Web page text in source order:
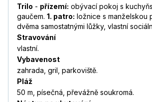
Trilo - přízemí: obývací pokoj s
gaučem. 1. patro: ložnice s manželskou
dvěma samostatnými lůžky, vlastní
Stravování
vlastní.
Vybavenost
zahrada, gril, parkoviště.
Pláž
50 m, písečná, převážně soukromá.